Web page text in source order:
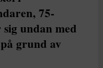
75-
undan med
grund av